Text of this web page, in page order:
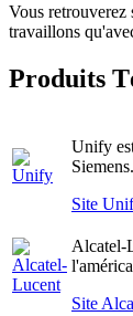
Vous retrouverez
travaillons
Produits
Unify
Site
Alcatel-
Site